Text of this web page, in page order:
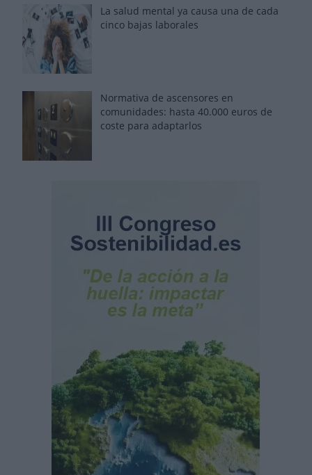
La salud mental ya causa una de cada
cinco bajas laborales
Normativa de ascensores en
comunidades: hasta 40.000 euros de
coste para adaptarlos